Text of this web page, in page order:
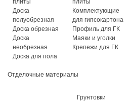
плиты
Доска
полуобрезная
Доска обрезная
Доска
необрезная
Доска для пола
плиты
Комплектующие
для гипсокартона
Профиль для ГК
Маяки и уголки
Крепежи для ГК
Отделочные материалы
Грунтовки